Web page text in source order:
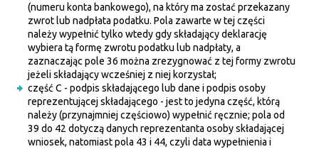
(numeru konta bankowego), na który ma zostać przekazany
zwrot lub nadpłata podatku. Pola zawarte w tej części
należy wypełnić tylko wtedy gdy składający deklarację
wybiera tą formę zwrotu podatku lub nadpłaty, a
zaznaczając pole 36 można zrezygnować z tej formy zwrotu
jeżeli składający wcześniej z niej korzystał;
część C - podpis składającego lub dane i podpis osoby
reprezentującej składającego - jest to jedyna część, którą
należy (przynajmniej częściowo) wypełnić ręcznie; pola od
39 do 42 dotyczą danych reprezentanta osoby składającej
wniosek, natomiast pola 43 i 44, czyli data wypełnienia i